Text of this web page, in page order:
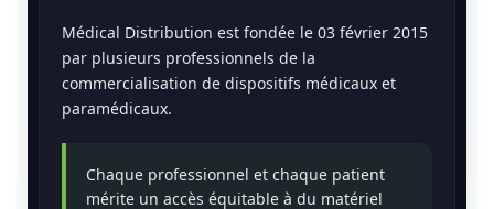
Médical Distribution est fondée le 03 février 2015
par plusieurs professionnels de la
commercialisation de dispositifs médicaux et
paramédicaux.
Chaque professionnel et chaque patient
mérite un accès équitable à du matériel